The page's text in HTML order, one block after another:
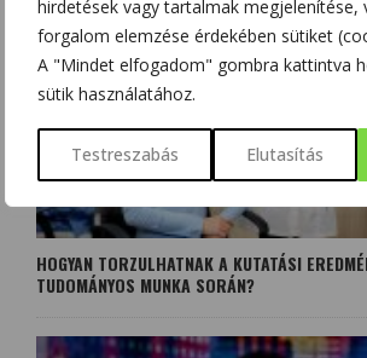
hirdetések vagy tartalmak megjelenítése,
forgalom elemzése érdekében sütiket
A "Mindet elfogadom" gombra kattintva
sütik használatához.
Testreszabás Elutasítás
HOGYAN TORZULHATNAK A KUTATÁSI
TUDOMÁNYOS MUNKA SORÁN?